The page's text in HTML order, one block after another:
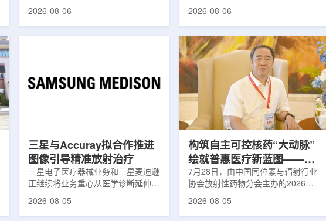
产设施完成首批高纯度钍-228(Th-
工业规模制造的开始，首批客户交付
表明公司已完成从产能建设到利用首
2026-08-06
业计算模拟中的一项瓶颈提出新方
算密集型场景。据介绍，传统粒子输
运模拟在核医学系统设计中具有重要
作用，但往往需要大量计算资源，并
伴随较长运行时间，影响研发和优化
效率。Nuclear Quantum此次提出的
技术，旨在把物理输运模型转化为量
子电路，使粒子传播和随机游走动力
学能够直接在量子计算框架中表示和
2026-08-06
三星与Accuray拟合作推进
图像引导精准放射治疗
三星电子医疗器械业务和三星麦迪逊
正继续将业务重心从医学诊断延伸至
治疗领域。8月5日，三星HME美国
2026-08-05
构筑自主可控核药“大动脉”
绘就普惠医疗新蓝图——专
访中国同辐总工程师、中核
集团首席科学家刘蕴韬
7月28日，由中国同位素与辐射行业
协会放射性药物分会主办的2026年
放射性药物创新发展大会在山西省太
2026-08-05